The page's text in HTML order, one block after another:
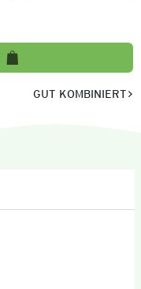
GUT KOMBINIERT